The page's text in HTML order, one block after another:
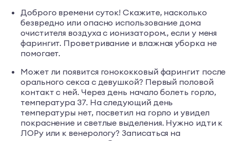
Доброго времени суток! Скажите, насколько
безвредно или опасно использование дома
очистителя воздуха с ионизатором., если у меня
фарингит. Проветривание и влажная уборка не
помогает.
Может ли появится гонококковый фарингит после
орального секса с девушкой? Первый половой
контакт с ней. Через день начало болеть горло,
температура 37. На следующий день
температуры нет, посветил на горло и увидел
покраснение и светлые выделения. Нужно идти к
ЛОРу или к венерологу? Записаться на